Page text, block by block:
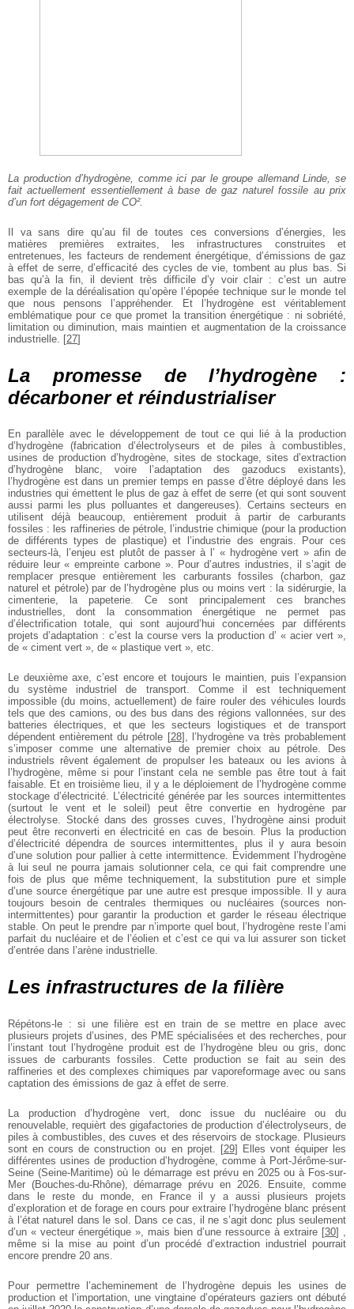
La production d’hydrogène, comme ici par le groupe allemand Linde, se
fait actuellement essentiellement à base de gaz naturel fossile au prix
d’un fort dégagement de CO².
Il va sans dire qu’au fil de toutes ces conversions d’énergies, les
matières premières extraites, les infrastructures construites et
entretenues, les facteurs de rendement énergétique, d’émissions de gaz
à effet de serre, d’efficacité des cycles de vie, tombent au plus bas. Si
bas qu’à la fin, il devient très difficile d’y voir clair : c’est un autre
exemple de la déréalisation qu’opère l’épopée technique sur le monde tel
que nous pensons l’appréhender. Et l’hydrogène est véritablement
emblématique pour ce que promet la transition énergétique : ni sobriété,
limitation ou diminution, mais maintien et augmentation de la croissance
industrielle. [27]
La promesse de l’hydrogène :
décarboner et réindustrialiser
En parallèle avec le développement de tout ce qui lié à la production
d’hydrogène (fabrication d’électrolyseurs et de piles à combustibles,
usines de production d’hydrogène, sites de stockage, sites d’extraction
d’hydrogène blanc, voire l’adaptation des gazoducs existants),
l’hydrogène est dans un premier temps en passe d’être déployé dans les
industries qui émettent le plus de gaz à effet de serre (et qui sont souvent
aussi parmi les plus polluantes et dangereuses). Certains secteurs en
utilisent déjà beaucoup, entièrement produit à partir de carburants
fossiles : les raffineries de pétrole, l’industrie chimique (pour la production
de différents types de plastique) et l’industrie des engrais. Pour ces
secteurs-là, l’enjeu est plutôt de passer à l’ « hydrogène vert » afin de
réduire leur « empreinte carbone ». Pour d’autres industries, il s’agit de
remplacer presque entièrement les carburants fossiles (charbon, gaz
naturel et pétrole) par de l’hydrogène plus ou moins vert : la sidérurgie, la
cimenterie, la papeterie. Ce sont principalement ces branches
industrielles, dont la consommation énergétique ne permet pas
d’électrification totale, qui sont aujourd’hui concernées par différents
projets d’adaptation : c’est la course vers la production d’ « acier vert »,
de « ciment vert », de « plastique vert », etc.
Le deuxième axe, c’est encore et toujours le maintien, puis l’expansion
du système industriel de transport. Comme il est techniquement
impossible (du moins, actuellement) de faire rouler des véhicules lourds
tels que des camions, ou des bus dans des régions vallonnées, sur des
batteries électriques, et que les secteurs logistiques et de transport
dépendent entièrement du pétrole [28] , l’hydrogène va très probablement
s’imposer comme une alternative de premier choix au pétrole. Des
industriels rêvent également de propulser les bateaux ou les avions à
l’hydrogène, même si pour l’instant cela ne semble pas être tout à fait
faisable. Et en troisième lieu, il y a le déploiement de l’hydrogène comme
stockage d’électricité. L’électricité générée par les sources intermittentes
(surtout le vent et le soleil) peut être convertie en hydrogène par
électrolyse. Stocké dans des grosses cuves, l’hydrogène ainsi produit
peut être reconverti en électricité en cas de besoin. Plus la production
d’électricité dépendra de sources intermittentes, plus il y aura besoin
d’une solution pour pallier à cette intermittence. Évidemment l’hydrogène
à lui seul ne pourra jamais solutionner cela, ce qui fait comprendre une
fois de plus que même techniquement, la substitution pure et simple
d’une source énergétique par une autre est presque impossible. Il y aura
toujours besoin de centrales thermiques ou nucléaires (sources non-
intermittentes) pour garantir la production et garder le réseau électrique
stable. On peut le prendre par n’importe quel bout, l’hydrogène reste l’ami
parfait du nucléaire et de l’éolien et c’est ce qui va lui assurer son ticket
d’entrée dans l’arène industrielle.
Les infrastructures de la filière
Répétons-le : si une filière est en train de se mettre en place avec
plusieurs projets d’usines, des PME spécialisées et des recherches, pour
l’instant tout l’hydrogène produit est de l’hydrogène bleu ou gris, donc
issues de carburants fossiles. Cette production se fait au sein des
raffineries et des complexes chimiques par vaporeformage avec ou sans
captation des émissions de gaz à effet de serre.
La production d’hydrogène vert, donc issue du nucléaire ou du
renouvelable, requièrt des gigafactories de production d’électrolyseurs, de
piles à combustibles, des cuves et des réservoirs de stockage. Plusieurs
sont en cours de construction ou en projet. [29]
Elles vont équiper les
différentes usines de production d’hydrogène, comme à Port-Jérôme-sur-
Seine (Seine-Maritime) où le démarrage est prévu en 2025 ou à Fos-sur-
Mer (Bouches-du-Rhône), démarrage prévu en 2026. Ensuite, comme
dans le reste du monde, en France il y a aussi plusieurs projets
d’exploration et de forage en cours pour extraire l’hydrogène blanc présent
à l’état naturel dans le sol. Dans ce cas, il ne s’agit donc plus seulement
d’un « vecteur énergétique », mais bien d’une ressource à extraire [30] ,
même si la mise au point d’un procédé d’extraction industriel pourrait
encore prendre 20 ans.
Pour permettre l’acheminement de l’hydrogène depuis les usines de
production et l’importation, une vingtaine d’opérateurs gaziers ont débuté